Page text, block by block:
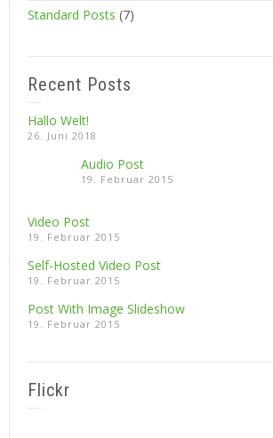
Standard Posts (7)
Recent Posts
Hallo Welt!
26. Juni 2018
Audio Post
19. Februar 2015
Video Post
19. Februar 2015
Self-Hosted Video Post
19. Februar 2015
Post With Image Slideshow
19. Februar 2015
Flickr